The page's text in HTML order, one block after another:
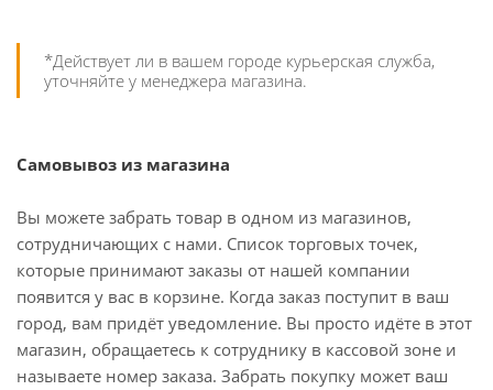
*Действует ли в вашем городе курьерская служба,
уточняйте у менеджера магазина.
Самовывоз из магазина
Вы можете забрать товар в одном из магазинов,
сотрудничающих с нами. Список торговых точек,
которые принимают заказы от нашей компании
появится у вас в корзине. Когда заказ поступит в ваш
город, вам придёт уведомление. Вы просто идёте в этот
магазин, обращаетесь к сотруднику в кассовой зоне и
называете номер заказа. Забрать покупку может ваш